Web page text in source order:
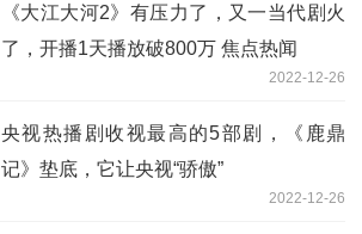
《大江大河2》有压力了，又一当代剧火
了，开播1天​播放破800万 焦点热闻
2022-12-26
央视热播剧收视最高的5部剧，《鹿鼎
记》垫底，它让央视“骄傲”
2022-12-26